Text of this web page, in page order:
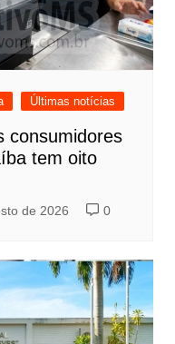
Últimas notícias
consumidores
tem oito
de 2026 0